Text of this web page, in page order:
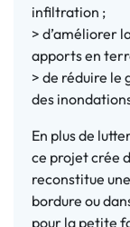
infiltration ;
> d’améliorer
apports en
> de réduire le
des
En plus de
ce projet crée
reconstitue
bordure ou
pour la petite